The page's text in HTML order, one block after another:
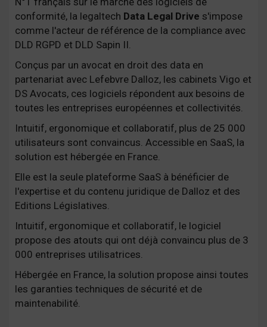
conformité, la legaltech Data Legal Drive s'impose
comme l'acteur de référence de la compliance avec
DLD RGPD et DLD Sapin II.
Conçus par un avocat en droit des data en
partenariat avec Lefebvre Dalloz, les cabinets Vigo et
DS Avocats, ces logiciels répondent aux besoins de
toutes les entreprises européennes et collectivités.
Intuitif, ergonomique et collaboratif, plus de 25 000
utilisateurs sont convaincus. Accessible en SaaS, la
solution est hébergée en France.
Elle est la seule plateforme SaaS à bénéficier de
l'expertise et du contenu juridique de Dalloz et des
Editions Législatives.
Intuitif, ergonomique et collaboratif, le logiciel
propose des atouts qui ont déjà convaincu plus de 3
000 entreprises utilisatrices.
Hébergée en France, la solution propose ainsi toutes
les garanties techniques de sécurité et de
maintenabilité.